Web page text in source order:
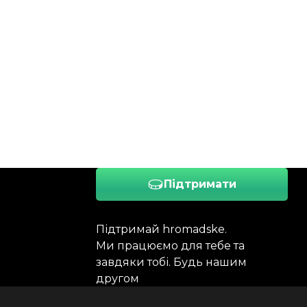
Підтримати
Підтримай hromadske.
Ми працюємо для тебе та
завдяки тобі. Будь нашим
другом